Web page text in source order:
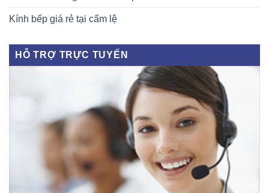
Kính bếp giá rẻ tại cẩm lệ
HỖ TRỢ TRỰC TUYẾN